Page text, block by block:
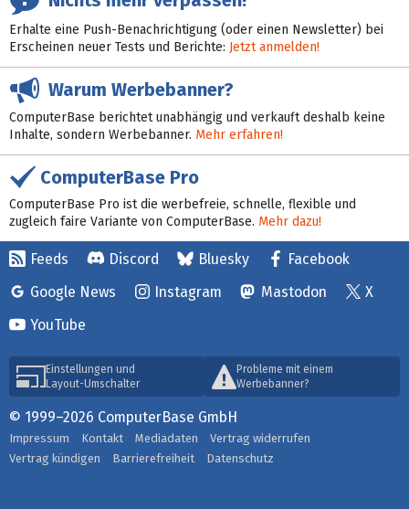
Erhalte eine Push-Benachrichtigung (oder einen Newsletter) bei
Erscheinen neuer Tests und Berichte: Jetzt anmelden!
Warum Werbebanner?
ComputerBase berichtet unabhängig und verkauft deshalb keine
Inhalte, sondern Werbebanner. Mehr erfahren!
ComputerBase Pro
ComputerBase Pro ist die werbefreie, schnelle, flexible und
zugleich faire Variante von ComputerBase. Mehr dazu!
Feeds Discord Bluesky
Facebook
Google News
Instagram Mastodon
X
YouTube
Einstellungen und
Layout-Umschalter
Probleme mit einem
Werbebanner?
© 1999–2026 ComputerBase GmbH
Impressum Kontakt Mediadaten
Vertrag widerrufen
Vertrag kündigen
Barrierefreiheit Datenschutz